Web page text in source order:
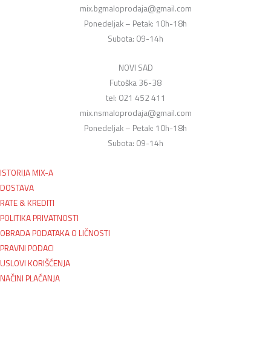
mix.bgmaloprodaja@gmail.com
Ponedeljak – Petak: 10h-18h
Subota: 09-14h
NOVI SAD
Futoška 36-38
tel: 021 452 411
mix.nsmaloprodaja@gmail.com
Ponedeljak – Petak: 10h-18h
Subota: 09-14h
ISTORIJA MIX-A
DOSTAVA
RATE & KREDITI
POLITIKA PRIVATNOSTI
OBRADA PODATAKA O LIČNOSTI
PRAVNI PODACI
USLOVI KORIŠĆENJA
NAČINI PLAĆANJA